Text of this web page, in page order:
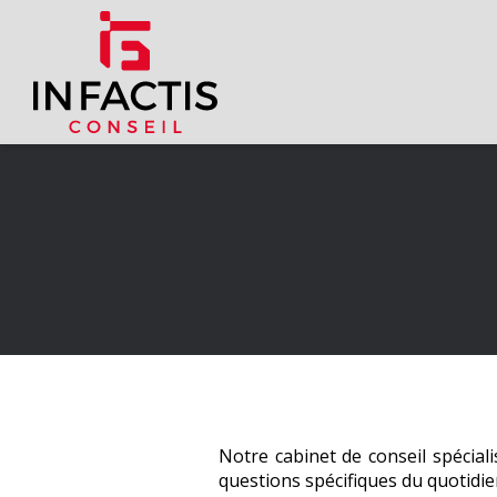
Notre cabinet de conseil
questions spécifiques du